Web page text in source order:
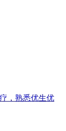
，熟悉优生优